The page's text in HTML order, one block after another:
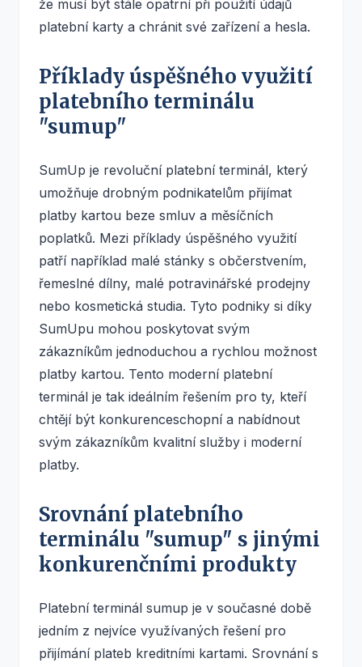
že musí být stále opatrní při použití údajů
platební karty a chránit své zařízení a hesla.
Příklady úspěšného využití
platebního terminálu
"sumup"
SumUp je revoluční platební terminál, který
umožňuje drobným podnikatelům přijímat
platby kartou beze smluv a měsíčních
poplatků. Mezi příklady úspěšného využití
patří například malé stánky s občerstvením,
řemeslné dílny, malé potravinářské prodejny
nebo kosmetická studia. Tyto podniky si díky
SumUpu mohou poskytovat svým
zákazníkům jednoduchou a rychlou možnost
platby kartou. Tento moderní platební
terminál je tak ideálním řešením pro ty, kteří
chtějí být konkurenceschopní a nabídnout
svým zákazníkům kvalitní služby i moderní
platby.
Srovnání platebního
terminálu "sumup" s jinými
konkurenčními produkty
Platební terminál sumup je v současné době
jedním z nejvíce využívaných řešení pro
přijímání plateb kreditními kartami. Srovnání s